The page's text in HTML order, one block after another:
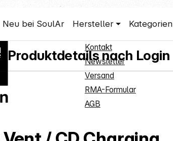
Neu bei SoulAr Hersteller Kategorien
Produktdetails nach Login
Kontakt
Newsletter
Versand
RMA-Formular
AGB